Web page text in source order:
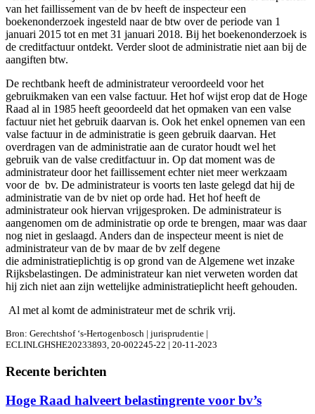
van het faillissement van de bv heeft de inspecteur een
boekenonderzoek ingesteld naar de btw over de periode van 1
januari 2015 tot en met 31 januari 2018. Bij het boekenonderzoek is
de creditfactuur ontdekt. Verder sloot de administratie niet aan bij de
aangiften btw.
De rechtbank heeft de administrateur veroordeeld voor het
gebruikmaken van een valse factuur. Het hof wijst erop dat de Hoge
Raad al in 1985 heeft geoordeeld dat het opmaken van een valse
factuur niet het gebruik daarvan is. Ook het enkel opnemen van een
valse factuur in de administratie is geen gebruik daarvan. Het
overdragen van de administratie aan de curator houdt wel het
gebruik van de valse creditfactuur in. Op dat moment was de
administrateur door het faillissement echter niet meer werkzaam
voor de bv. De administrateur is voorts ten laste gelegd dat hij de
administratie van de bv niet op orde had. Het hof heeft de
administrateur ook hiervan vrijgesproken. De administrateur is
aangenomen om de administratie op orde te brengen, maar was daar
nog niet in geslaagd. Anders dan de inspecteur meent is niet de
administrateur van de bv maar de bv zelf degene
die administratieplichtig is op grond van de Algemene wet inzake
Rijksbelastingen. De administrateur kan niet verweten worden dat
hij zich niet aan zijn wettelijke administratieplicht heeft gehouden.
Al met al komt de administrateur met de schrik vrij.
Bron: Gerechtshof ‘s-Hertogenbosch | jurisprudentie |
ECLINLGHSHE20233893, 20-002245-22 | 20-11-2023
Recente berichten
Hoge Raad halveert belastingrente voor bv’s